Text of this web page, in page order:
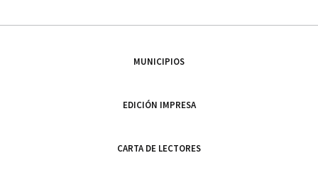
MUNICIPIOS
EDICIÓN IMPRESA
CARTA DE LECTORES